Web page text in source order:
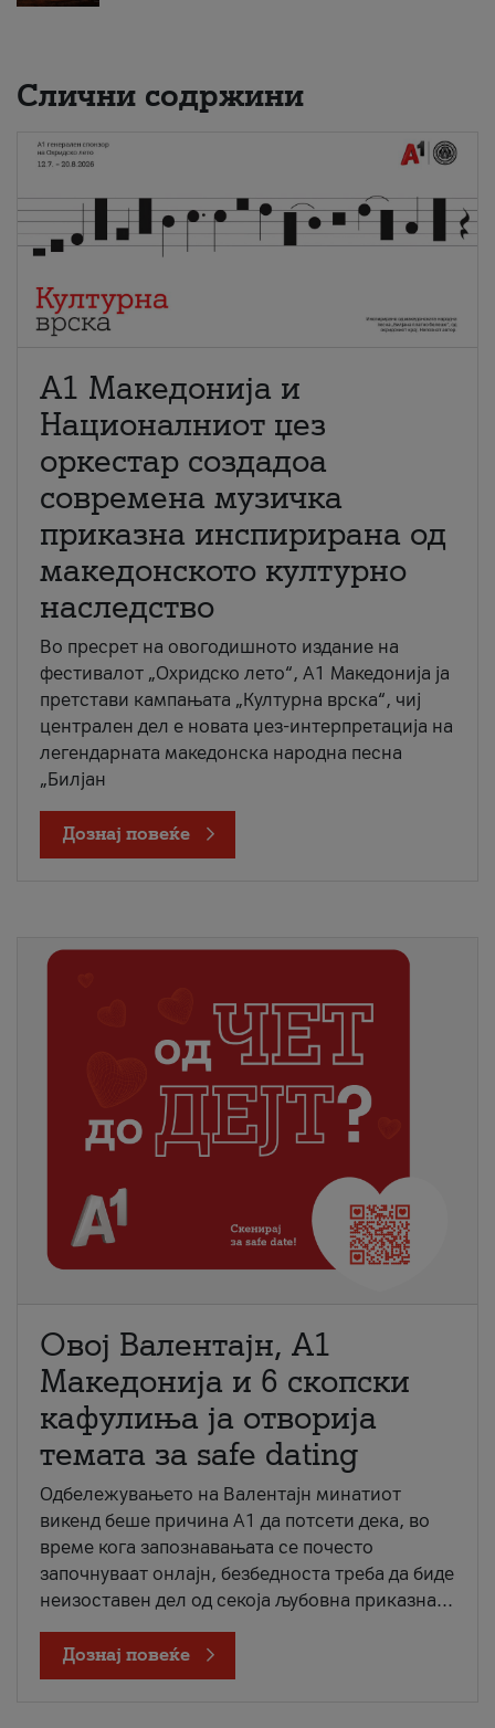
Слични содржини
А1 Македонија и
Националниот џез
оркестар создадоа
современа музичка
приказна инспирирана од
македонското културно
наследство
Во пресрет на овогодишното издание на
фестивалот „Охридско лето“, А1 Македонија ја
претстави кампањата „Културна врска“, чиј
централен дел е новата џез-интерпретација на
легендарната македонска народна песна
„Билјан
Дознај повеќе
Овој Валентајн, A1
Македонија и 6 скопски
кафулиња ја отворија
темата за safe dating
Одбележувањето на Валентајн минатиот
викенд беше причина А1 да потсети дека, во
време кога запознавањата се почесто
започнуваат онлајн, безбедноста треба да биде
неизоставен дел од секоја љубовна приказна...
Дознај повеќе